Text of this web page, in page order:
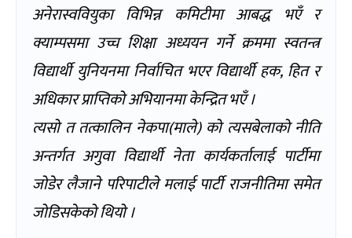
अनेरास्ववियुका विभिन्न कमिटीमा आबद्ध भएँ र
क्याम्पसमा उच्च शिक्षा अध्ययन गर्ने क्रममा स्वतन्त्र
विद्यार्थी युनियनमा निर्वाचित भएर विद्यार्थी हक, हित र
अधिकार प्राप्तिको अभियानमा केन्द्रित भएँ ।
त्यसो त तत्कालिन नेकपा(माले) को त्यसबेलाको नीति
अन्तर्गत अगुवा विद्यार्थी नेता कार्यकर्तालाई पार्टीमा
जोडेर लैजाने परिपाटीले मलाई पार्टी राजनीतिमा समेत
जोडिसकेको थियो ।